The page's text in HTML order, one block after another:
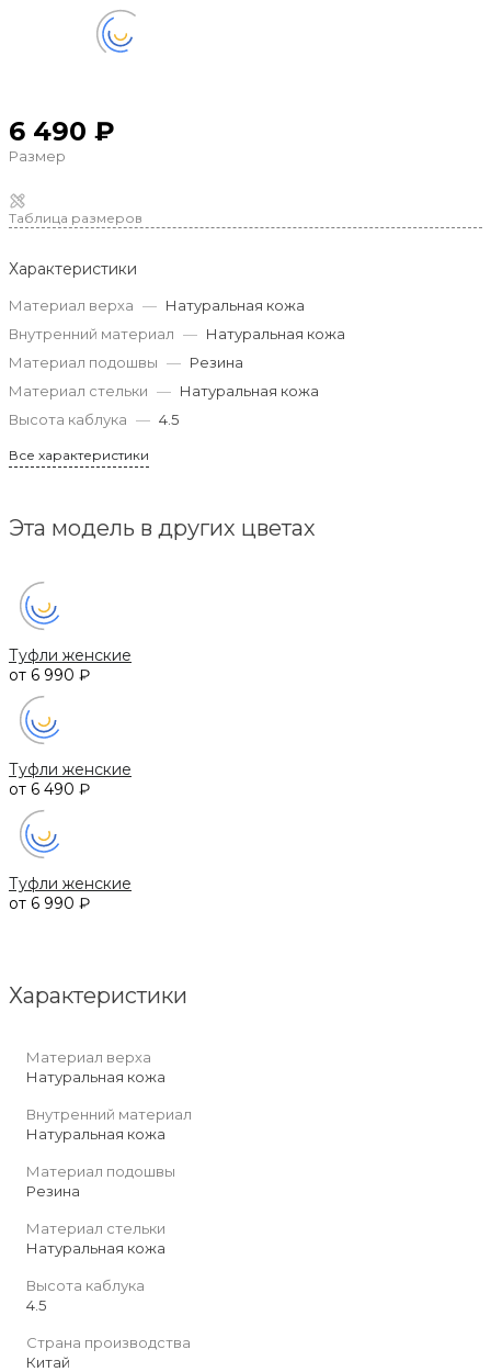
6 490 ₽
Размер
Таблица размеров
Характеристики
Материал верха — Натуральная кожа
Внутренний материал — Натуральная кожа
Материал подошвы — Резина
Материал стельки — Натуральная кожа
Высота каблука — 4.5
Все характеристики
Эта модель в других цветах
Туфли женские
от 6 990 ₽
Туфли женские
от 6 490 ₽
Туфли женские
от 6 990 ₽
Характеристики
Материал верха
Натуральная кожа
Внутренний материал
Натуральная кожа
Материал подошвы
Резина
Материал стельки
Натуральная кожа
Высота каблука
4.5
Страна производства
Китай